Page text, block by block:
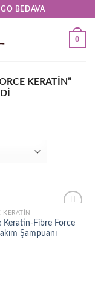
BEDAVA
0
KERATIN”
Add to
wishlist
KERATIN
Keratin-Fibre Force
Şampuanı